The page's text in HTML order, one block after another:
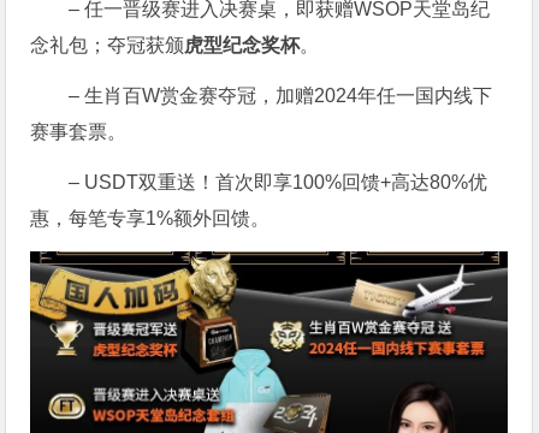
– 任一晋级赛进入决赛桌，即获赠WSOP天堂岛纪
念礼包；夺冠获颁虎型纪念奖杯。
– 生肖百W赏金赛夺冠，加赠2024年任一国内线下
赛事套票。
– USDT双重送！首次即享100%回馈+高达80%优
惠，每笔专享1%额外回馈。